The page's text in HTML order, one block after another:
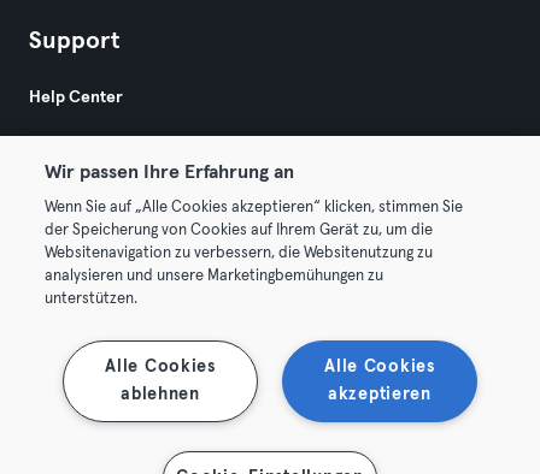
Support
Help Center
© 2026 Urban Sports Group GmbH. All rights reserved.
AGB Datenschutz
Vertrag hier kündigen Hier Verträge widerrufen
Wir passen Ihre Erfahrung an
Wenn Sie auf „Alle Cookies akzeptieren“ klicken, stimmen Sie
der Speicherung von Cookies auf Ihrem Gerät zu, um die
Websitenavigation zu verbessern, die Websitenutzung zu
analysieren und unsere Marketingbemühungen zu
unterstützen.
Alle Cookies
akzeptieren
Alle Cookies
ablehnen